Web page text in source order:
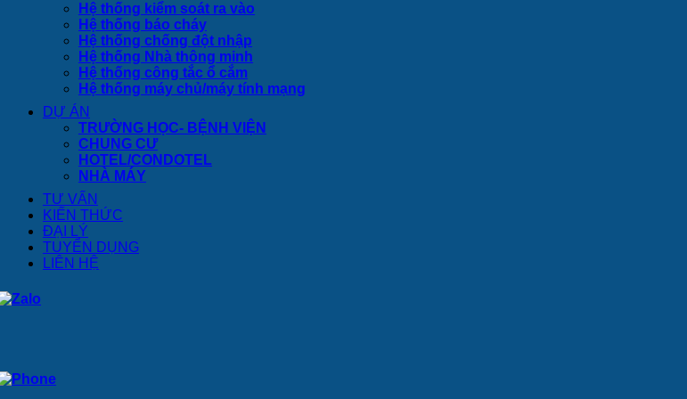
Hệ thống kiểm soát ra vào
Hệ thống báo cháy
Hệ thống chống đột nhập
Hệ thống Nhà thông minh
Hệ thống công tắc ổ cắm
Hệ thống máy chủ/máy tính mạng
DỰ ÁN
TRƯỜNG HỌC- BỆNH VIỆN
CHUNG CƯ
HOTEL/CONDOTEL
NHÀ MÁY
TƯ VẤN
KIẾN THỨC
ĐẠI LÝ
TUYỂN DỤNG
LIÊN HỆ